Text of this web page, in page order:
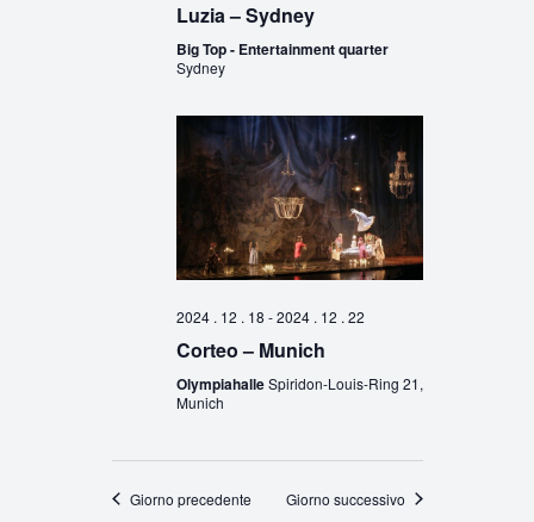
Luzia – Sydney
Big Top - Entertainment quarter
Sydney
2024 . 12 . 18 -2024 . 12 . 22
Corteo – Munich
OlympiahalleSpiridon-Louis-Ring 21,
Munich
Giorno precedente Giorno successivo